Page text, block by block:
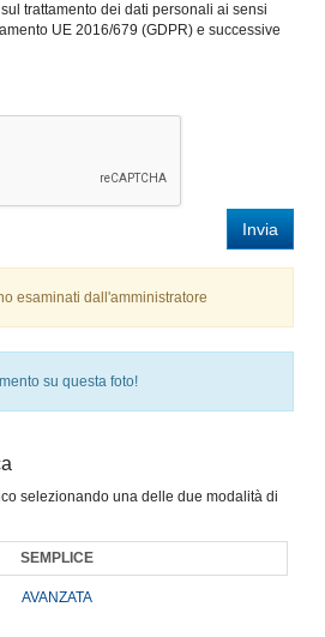
trattamento dei dati personali ai sensi
UE 2016/679 (GDPR) e successive
Invia
esaminati dall'amministratore
su questa foto!
selezionando una delle due modalità di
SEMPLICE
AVANZATA